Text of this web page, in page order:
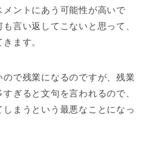
メントにあう可能性が高いで
言い返してこないと思って、
ます。
で残業になるのですが、残業
ぎると文句を言われるので、
まうという最悪なことになっ